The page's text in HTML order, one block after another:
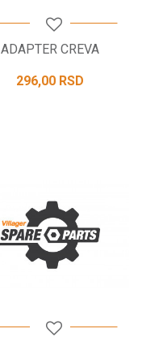
ADAPTER CREVA
296,00 RSD